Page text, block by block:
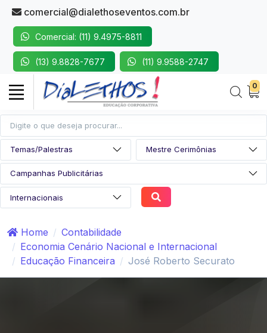
comercial@dialethoseventos.com.br
Comercial: (11) 9.4975-8811
(13) 9.8828-7677 (11) 9.9588-2747
0
Home
Contabilidade
Economia Cenário Nacional e Internacional
Educação Financeira
José Roberto Securato